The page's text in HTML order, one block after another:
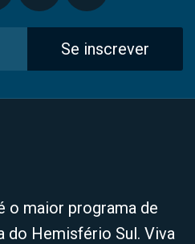
Se inscrever
o maior programa de
do Hemisfério Sul. Viva